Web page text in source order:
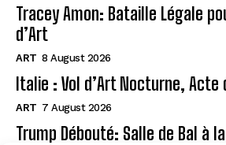
Tracey Amon: Bataille Légale
d’Art
ART 8 August 2026
Italie : Vol d’Art Nocturne, Acte
ART 7 August 2026
Trump Débouté: Salle de Bal à